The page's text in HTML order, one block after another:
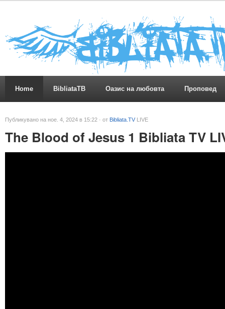
Home BibliataTB Оазис на любовта Проповед
Публикувано на ное. 4, 2024 в 15:22 · от Bibliata.TV LIVE
The Blood of Jesus 1 Bibliata TV